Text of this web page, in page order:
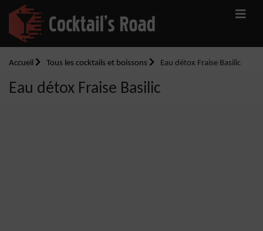
Accueil Tous les cocktails et boissons Eau détox Fraise Basilic
Eau détox Fraise Basilic